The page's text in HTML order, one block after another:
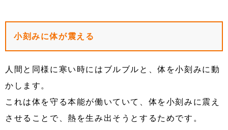
小刻みに体が震える
人間と同様に寒い時にはブルブルと、体を小刻みに動
かします。
これは体を守る本能が働いていて、体を小刻みに震え
させることで、熱を生み出そうとするためです。